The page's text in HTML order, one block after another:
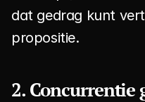
dat gedrag kunt
propositie.
2. Concurrentie